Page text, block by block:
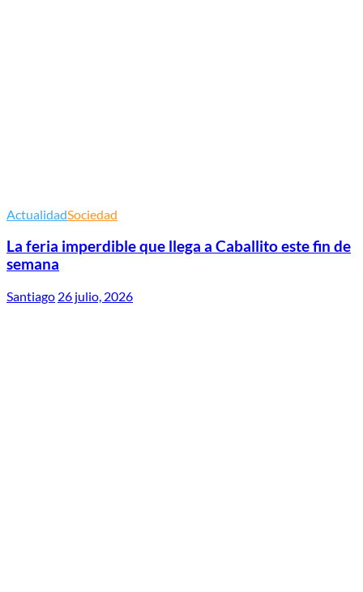
ActualidadSociedad
La feria imperdible que llega a Caballito este fin de
semana
Santiago 26 julio, 2026